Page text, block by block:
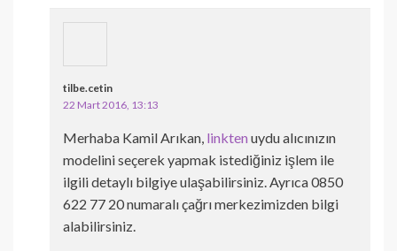
tilbe.cetin
22 Mart 2016, 13:13
Merhaba Kamil Arıkan, linkten uydu alıcınızın
modelini seçerek yapmak istediğiniz işlem ile
ilgili detaylı bilgiye ulaşabilirsiniz. Ayrıca 0850
622 77 20 numaralı çağrı merkezimizden bilgi
alabilirsiniz.